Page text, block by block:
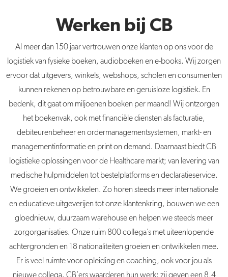
Werken bij CB
Al meer dan 150 jaar vertrouwen onze klanten op ons voor de
logistiek van fysieke boeken, audioboeken en e-books. Wij zorgen
ervoor dat uitgevers, winkels, webshops, scholen en consumenten
kunnen rekenen op betrouwbare en geruisloze logistiek. En
bedenk, dit gaat om miljoenen boeken per maand! Wij ontzorgen
het boekenvak, ook met financiële diensten als facturatie,
debiteurenbeheer en ordermanagementsystemen, markt- en
managementinformatie en print on demand. Daarnaast biedt CB
logistieke oplossingen voor de Healthcare markt; van levering van
medische hulpmiddelen tot bestelplatforms en declaratieservice.
We groeien en ontwikkelen. Zo horen steeds meer internationale
en educatieve uitgeverijen tot onze klantenkring, bouwen we een
gloednieuw, duurzaam warehouse en helpen we steeds meer
zorgorganisaties. Onze ruim 800 collega’s met uiteenlopende
achtergronden en 18 nationaliteiten groeien en ontwikkelen mee.
Er is veel ruimte voor opleiding en coaching, ook voor jou als
nieuwe collega. CB’ers waarderen hun werk: zij geven een 8,4